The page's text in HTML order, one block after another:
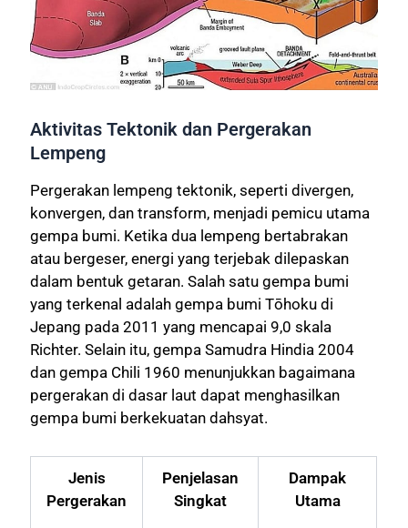
Aktivitas Tektonik dan Pergerakan
Lempeng
Pergerakan lempeng tektonik, seperti divergen,
konvergen, dan transform, menjadi pemicu utama
gempa bumi. Ketika dua lempeng bertabrakan
atau bergeser, energi yang terjebak dilepaskan
dalam bentuk getaran. Salah satu gempa bumi
yang terkenal adalah gempa bumi Tōhoku di
Jepang pada 2011 yang mencapai 9,0 skala
Richter. Selain itu, gempa Samudra Hindia 2004
dan gempa Chili 1960 menunjukkan bagaimana
pergerakan di dasar laut dapat menghasilkan
gempa bumi berkekuatan dahsyat.
Jenis
Pergerakan
Penjelasan
Singkat
Dampak
Utama